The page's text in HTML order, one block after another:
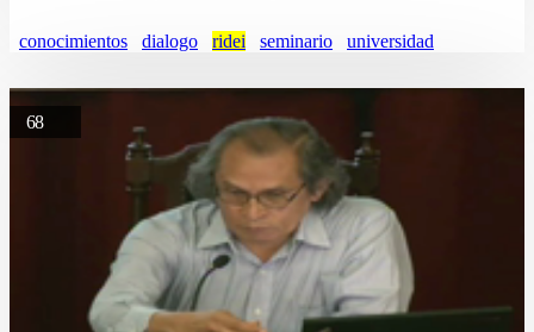
conocimientos dialogo ridei seminario universidad
68